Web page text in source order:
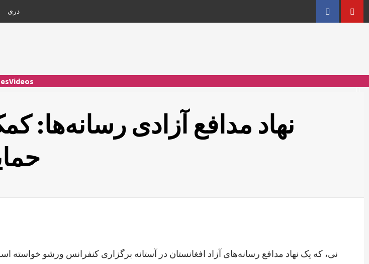
دری Facebook
Videos
نهاد مدافع آزادی رسانه‌ها:
نی، که یک نهاد مدافع رسانه‌های آزاد افغانستان در آستانه برگزاری کنفرانس ورشو خواسته